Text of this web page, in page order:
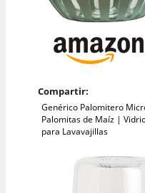
Compartir:
Genérico Palomitero
Palomitas de Maíz |
para Lavavajillas